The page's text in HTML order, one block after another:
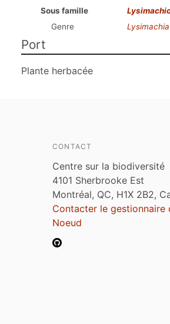
Sous famille
Genre
Lysimachia
Port
Plante herbacée
CONTACT
Centre sur la biodiversité
4101 Sherbrooke Est
Montréal, QC, H1X 2B2,
Contacter le gestionnaire
Noeud